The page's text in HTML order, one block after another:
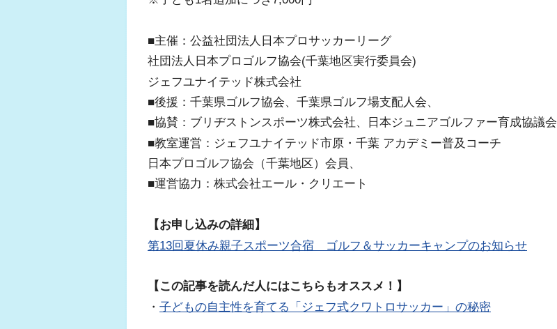
■主催：公益社団法人日本プロサッカーリーグ
社団法人日本プロゴルフ協会(千葉地区実行委員会)
ジェフユナイテッド株式会社
■後援：千葉県ゴルフ協会、千葉県ゴルフ場支配人会、
■協賛：ブリヂストンスポーツ株式会社、日本ジュニアゴルファー育成協議会
■教室運営：ジェフユナイテッド市原・千葉 アカデミー普及コーチ
日本プロゴルフ協会（千葉地区）会員、
■運営協力：株式会社エール・クリエート
【お申し込みの詳細】
第13回夏休み親子スポーツ合宿 ゴルフ＆サッカーキャンプのお知らせ
【この記事を読んだ人にはこちらもオススメ！】
・ 子どもの自主性を育てる「ジェフ式クワトロサッカー」の秘密